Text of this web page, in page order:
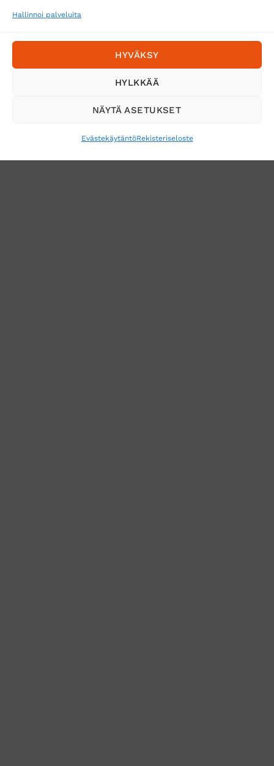
Hallinnoi palveluita
HYVÄKSY
HYLKKÄÄ
NÄYTÄ ASETUKSET
EvästekäytäntöRekisteriseloste
Matkahuolto
Tilaa uutiskirje ja saat erikoisalennuksia